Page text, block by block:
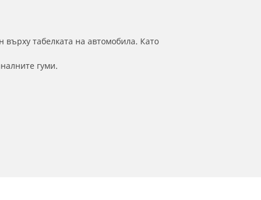
табелката на автомобила. Като
гуми.